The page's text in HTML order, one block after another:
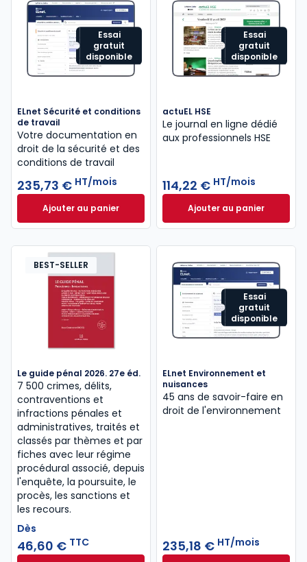
Essai
gratuit
disponible
ELnet Sécurité et conditions
de travail
Votre documentation en
droit de la sécurité ​et des
conditions de travail
235,73 € HT/mois
Ajouter au panierELnet Sécurité et conditions de travail à 235,73 €
Essai
gratuit
disponible
actuEL HSE
Le journal en ligne dédié
aux professionnels HSE
114,22 € HT/mois
Ajouter au panier
actuEL HSE à
BEST-SELLER
Le guide pénal 2026. 27e éd.
7 500 crimes, délits,
contraventions et
infractions pénales et
administratives, traités et
classés par thèmes et par
fiches avec leur régime
procédural associé, depuis
l'enquête, la poursuite, le
procès, les sanctions et
les recours.
Dès
46,60 € TTC
Essai
gratuit
disponible
ELnet Environnement et
nuisances
45 ans de savoir-faire en
droit de l'environnement
235,18 € HT/mois